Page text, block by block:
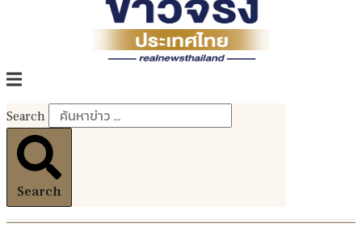
Search
Search